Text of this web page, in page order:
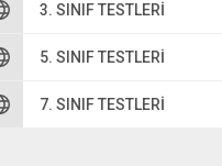
3. SINIF TESTLERI
5. SINIF TESTLERI
7. SINIF TESTLERI